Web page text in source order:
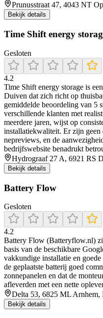
Prunusstraat 47, 4043 NT
Bekijk details
Time Shift energy
Gesloten
4.2
Time Shift energy storage is
Duiven dat zich richt op
gemiddelde beoordeling van 5
verschillende klanten met
meerdere jaren, wijst op
installatiekwaliteit. Er zijn
nepreviews, en de
bedrijfswebsite benadrukt
Hydrograaf 27 A, 6921 RS
Bekijk details
Battery Flow
Gesloten
4.2
Battery Flow (Batteryflow.nl)
basis van de beschikbare
vakkundige installatie en
de geplaatste batterij goed
zonnepanelen en dat de
afleverden met een nette
Delta 53, 6825 ML Arnhem,
Bekijk details